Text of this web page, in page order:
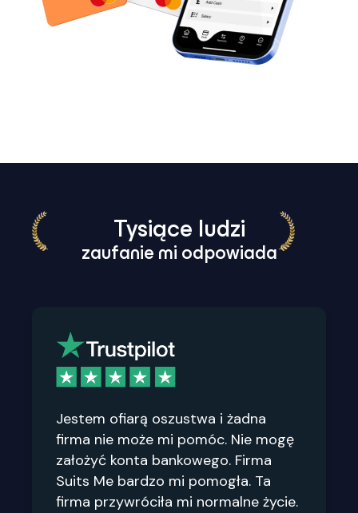
Tysiące ludzi
zaufanie mi odpowiada
Jestem ofiarą oszustwa i żadna
firma nie może mi pomóc. Nie mogę
założyć konta bankowego. Firma
Suits Me bardzo mi pomogła. Ta
firma przywróciła mi normalne życie.